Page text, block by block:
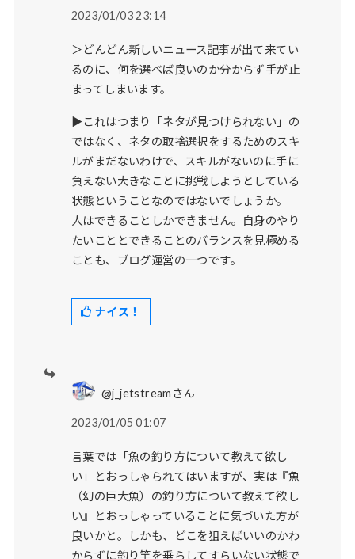
2023/01/03 23:14
＞どんどん新しいニュース記事が出て来てい
るのに、何を選べば良いのか分からず手が止
まってしまいます。
▶これはつまり「ネタが見つけられない」の
ではなく、ネタの取捨選択をするためのスキ
ルがまだないわけで、スキルがないのに手に
負えない大きなことに挑戦しようとしている
状態ということなのではないでしょうか。
人はできることしかできません。自身のやり
たいこととできることのバランスを見極める
ことも、ブログ運営の一つです。
ナイス！
@j_jetstreamさん
2023/01/05 01:07
言葉では「魚の釣り方について教えて欲し
い」とおっしゃられてはいますが、実は『魚
（幻の巨大魚）の釣り方について教えて欲し
い』とおっしゃっていることに気づいた方が
良いかと。しかも、どこを狙えばいいのかわ
からずに釣り竿を垂らしてすらいない状態で